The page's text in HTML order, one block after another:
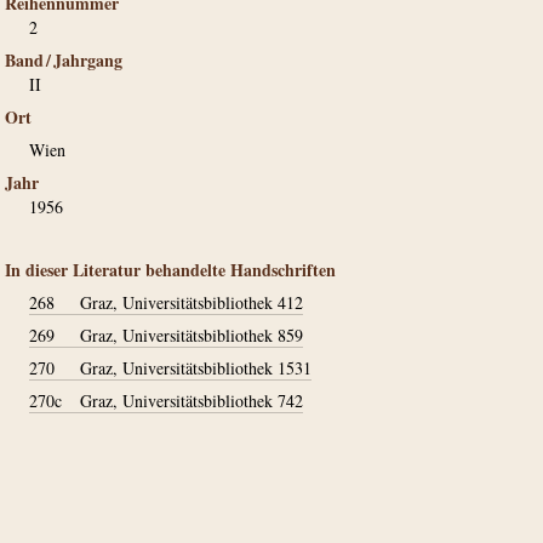
2
Band / Jahrgang
II
Ort
Wien
Jahr
1956
In dieser Literatur behandelte Handschriften
268
Graz, Universitätsbibliothek 412
269
Graz, Universitätsbibliothek 859
270
Graz, Universitätsbibliothek 1531
270c
Graz, Universitätsbibliothek 742